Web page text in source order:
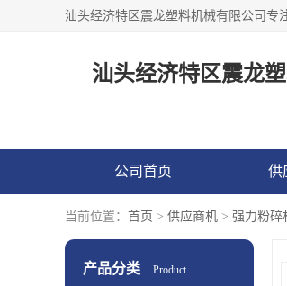
汕头经济特区震龙
公司首页 供
当前位置： 首页 > 供应商机 > 强力粉碎
产品分类 Product